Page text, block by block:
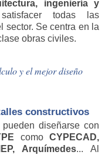
ingeniería y
todas las
sector. Se centra en la
obras civiles.
y el mejor diseño
constructivos
diseñarse con
como CYPECAD,
Arquímedes... Al